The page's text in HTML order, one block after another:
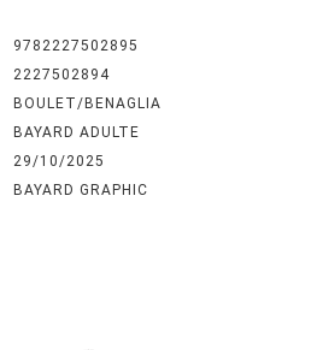
9782227502895
2227502894
BOULET/BENAGLIA
BAYARD ADULTE
29/10/2025
BAYARD GRAPHIC